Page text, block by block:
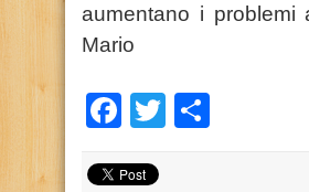
aumentano i problemi
Mario
Facebook
Twitter